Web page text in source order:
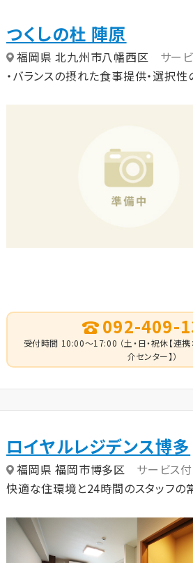
つくしの杜 陣原
福岡県 北九州市八幡西区
サー
・バランスの摂れた食事提供・選択
092-409-
受付時間 10:00～17:00 （土・日・祝休【連
介センター】）
ロイヤルレジデンス博多
福岡県 福岡市博多区
サービス
快適な住環境と24時間のスタッフの